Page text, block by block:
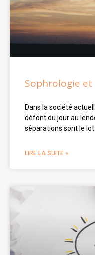
Sophrologie
Dans la société
défont du jour au
séparations sont le
LIRE LA SUITE »